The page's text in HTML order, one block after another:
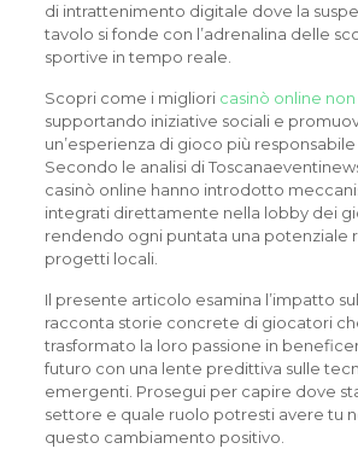
di intrattenimento digitale dove la
tavolo si fonde con l’adrenalina delle
sportive in tempo reale.
Scopri come i migliori casinò online
supportando iniziative sociali e
un’esperienza di gioco più
Secondo le analisi di
casinò online hanno introdotto
integrati direttamente nella lobby dei
rendendo ogni puntata una potenziale
progetti locali.
Il presente articolo esamina l’impatto
racconta storie concrete di giocatori
trasformato la loro passione in
futuro con una lente predittiva sulle
emergenti. Prosegui per capire dove
settore e quale ruolo potresti avere tu
questo cambiamento positivo.